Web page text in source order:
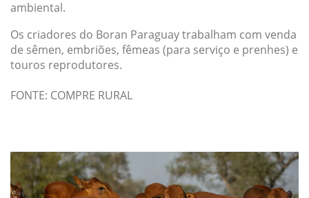
ambiental.
Os criadores do Boran Paraguay trabalham com venda
de sêmen, embriões, fêmeas (para serviço e prenhes) e
touros reprodutores.
FONTE: COMPRE RURAL